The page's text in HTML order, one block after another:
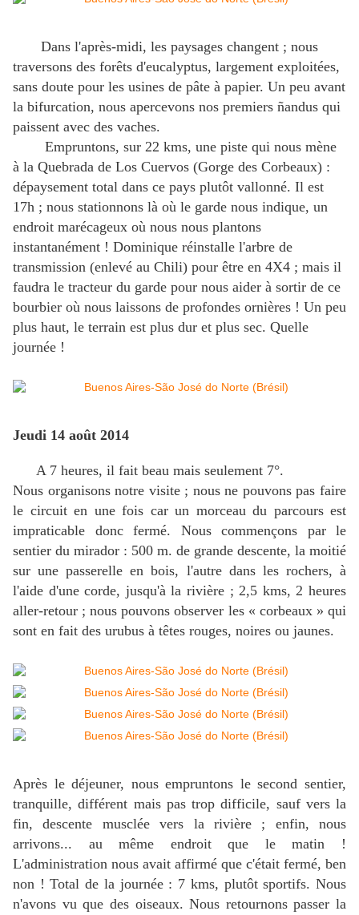
Dans l'après-midi, les paysages changent ; nous
traversons des forêts d'eucalyptus, largement exploitées,
sans doute pour les usines de pâte à papier. Un peu avant
la bifurcation, nous apercevons nos premiers ñandus qui
paissent avec des vaches.
Empruntons, sur 22 kms, une piste qui nous mène
à la Quebrada de Los Cuervos (Gorge des Corbeaux) :
dépaysement total dans ce pays plutôt vallonné. Il est
17h ; nous stationnons là où le garde nous indique, un
endroit marécageux où nous nous plantons
instantanément ! Dominique réinstalle l'arbre de
transmission (enlevé au Chili) pour être en 4X4 ; mais il
faudra le tracteur du garde pour nous aider à sortir de ce
bourbier où nous laissons de profondes ornières ! Un peu
plus haut, le terrain est plus dur et plus sec. Quelle
journée !
Jeudi 14 août 2014
A 7 heures, il fait beau mais seulement 7°.
Nous organisons notre visite ; nous ne pouvons pas faire
le circuit en une fois car un morceau du parcours est
impraticable donc fermé. Nous commençons par le
sentier du mirador : 500 m. de grande descente, la moitié
sur une passerelle en bois, l'autre dans les rochers, à
l'aide d'une corde, jusqu'à la rivière ; 2,5 kms, 2 heures
aller-retour ; nous pouvons observer les « corbeaux » qui
sont en fait des urubus à têtes rouges, noires ou jaunes.
Après le déjeuner, nous empruntons le second sentier,
tranquille, différent mais pas trop difficile, sauf vers la
fin, descente musclée vers la rivière ; enfin, nous
arrivons... au même endroit que le matin !
L'administration nous avait affirmé que c'était fermé, ben
non ! Total de la journée : 7 kms, plutôt sportifs. Nous
n'avons vu que des oiseaux. Nous retournons passer la